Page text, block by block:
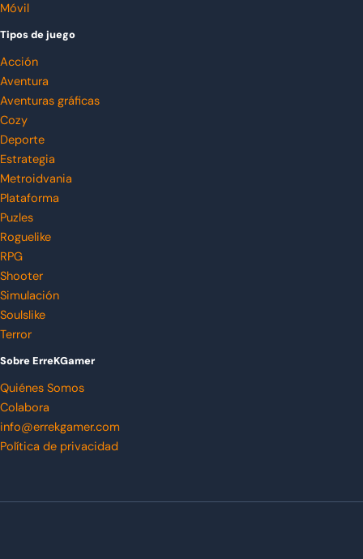
Móvil
Tipos de juego
Acción
Aventura
Aventuras gráficas
Cozy
Deporte
Estrategia
Metroidvania
Plataforma
Puzles
Roguelike
RPG
Shooter
Simulación
Soulslike
Terror
Sobre ErreKGamer
Quiénes Somos
Colabora
info@errekgamer.com
Política de privacidad